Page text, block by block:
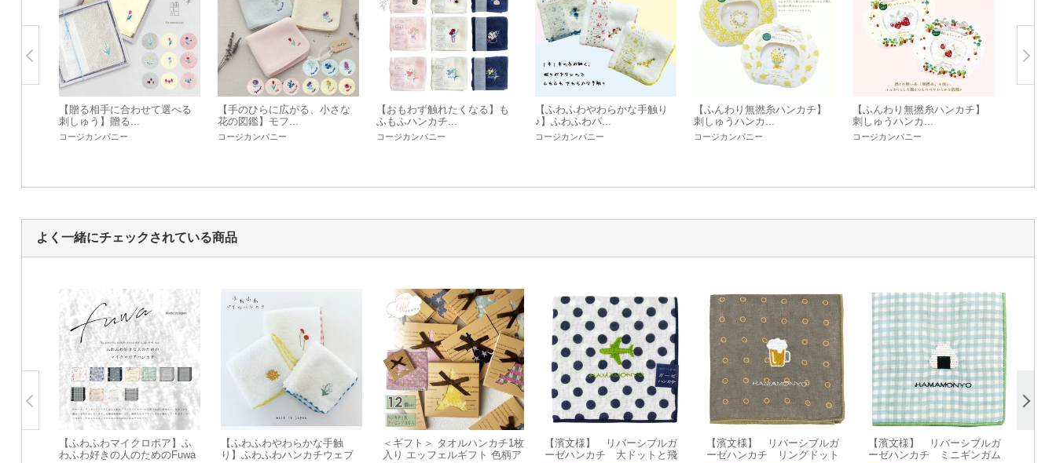
【贈る相手に合わせて選べる
刺しゅう】贈る...
コージカンパニー
【手のひらに広がる、小さな
花の図鑑】モフ...
コージカンパニー
【おもわず触れたくなる】も
ふもふハンカチ...
コージカンパニー
【ふわふわやわらかな手触り
♪】ふわふわパ...
コージカンパニー
【ふんわり無撚糸ハンカチ】
刺しゅうハンカ...
コージカンパニー
【ふんわり無撚糸ハンカチ】
刺しゅうハンカ...
コージカンパニー
よく一緒にチェックされている商品
【ふわふわマイクロボア】ふ
わふわ好きの人のためのFuwa
【ふわふわやわらかな手触
り】ふわふわハンカチウェブ
＜ギフト＞ タオルハンカチ1枚
入り エッフェルギフト 色柄ア
【濱文様】 リバーシブルガ
ーゼハンカチ 大ドットと飛
【濱文様】 リバーシブルガ
ーゼハンカチ リングドット
【濱文様】 リバーシブルガ
ーゼハンカチ ミニギンガム